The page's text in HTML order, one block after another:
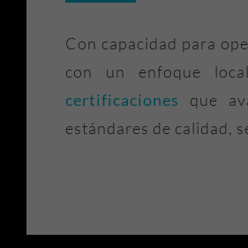
Con capacidad para
con un enfoque
certificaciones
que
estándares de calidad,